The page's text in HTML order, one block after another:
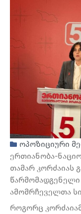
ოპოზიციური
ერთიანობა-
თამარ კორძაიას
წარმომადგენელი
ამომრჩეველთა
როგორც